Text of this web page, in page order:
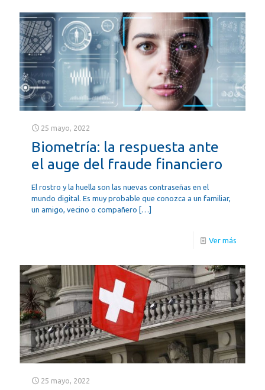
25 mayo, 2022
Biometría: la respuesta ante
el auge del fraude financiero
El rostro y la huella son las nuevas contraseñas en el
mundo digital. Es muy probable que conozca a un familiar,
un amigo, vecino o compañero […]
Ver más
25 mayo, 2022